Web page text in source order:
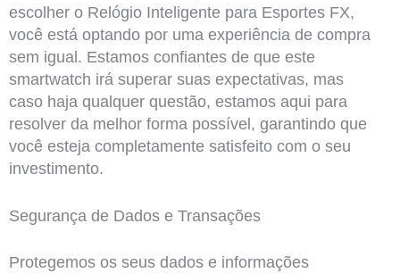
escolher o Relógio Inteligente para Esportes FX,
você está optando por uma experiência de compra
sem igual. Estamos confiantes de que este
smartwatch irá superar suas expectativas, mas
caso haja qualquer questão, estamos aqui para
resolver da melhor forma possível, garantindo que
você esteja completamente satisfeito com o seu
investimento.
Segurança de Dados e Transações
Protegemos os seus dados e informações